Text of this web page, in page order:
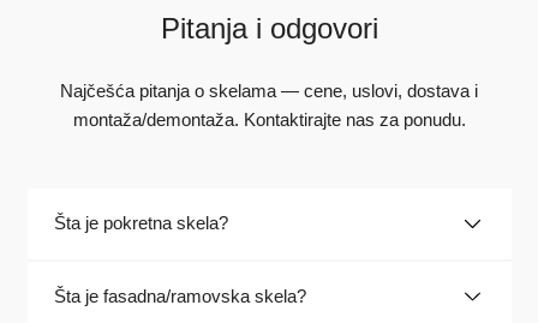
Pitanja i odgovori
Najčešća pitanja o skelama — cene, uslovi, dostava i
montaža/demontaža. Kontaktirajte nas za ponudu.
Šta je pokretna skela?
Šta je fasadna/ramovska skela?